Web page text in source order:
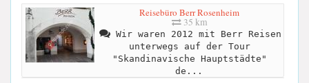
Reisebüro Berr Rosenheim
35 km
Wir waren 2012 mit Berr Reisen
unterwegs auf der Tour
"Skandinavische Hauptstädte"
de...